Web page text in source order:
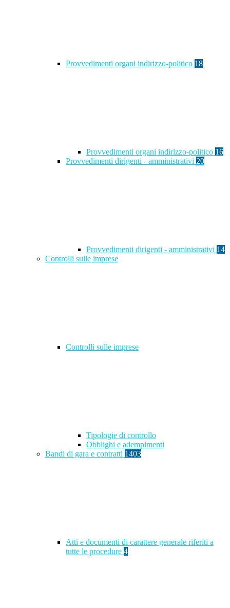
Provvedimenti organi indirizzo-politico 18
Provvedimenti organi indirizzo-politico 16
Provvedimenti dirigenti - amministrativi 20
Provvedimenti dirigenti - amministrativi 14
Controlli sulle imprese
Controlli sulle imprese
Tipologie di controllo
Obblighi e adempimenti
Bandi di gara e contratti 1403
Atti e documenti di carattere generale riferiti a
tutte le procedure 4